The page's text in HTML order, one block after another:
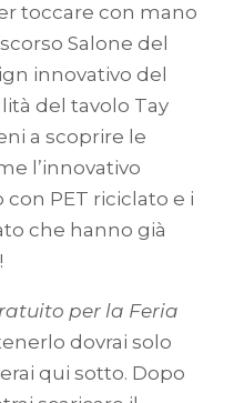
toccare con mano
Salone del
innovativo del
del tavolo Tay
a scoprire le
l’innovativo
PET riciclato e i
che hanno già
per la Feria
dovrai solo
qui sotto. Dopo